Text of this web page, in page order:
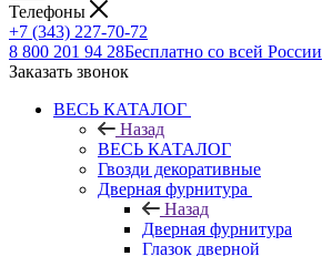
Телефоны
+7 (343) 227-70-72
8 800 201 94 28Бесплатно со всей России
Заказать звонок
ВЕСЬ КАТАЛОГ
Назад
ВЕСЬ КАТАЛОГ
Гвозди декоративные
Дверная фурнитура
Назад
Дверная фурнитура
Глазок дверной